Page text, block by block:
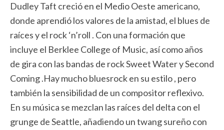
Dudley Taft creció en el Medio Oeste americano,
donde aprendió los valores de la amistad, el blues de
raíces y el rock ‘n’roll . Con una formación que
incluye el Berklee College of Music, así como años
de gira con las bandas de rock Sweet Water y Second
Coming .Hay mucho bluesrock en su estilo , pero
también la sensibilidad de un compositor reflexivo.
En su música se mezclan las raíces del delta con el
grunge de Seattle, añadiendo un twang sureño con